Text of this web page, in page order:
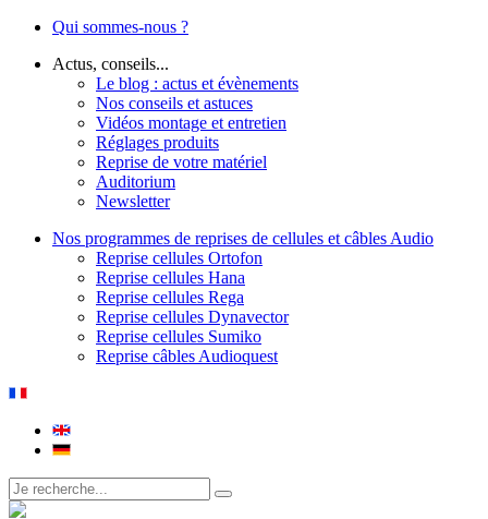
Qui sommes-nous ?
Actus, conseils...
Le blog : actus et évènements
Nos conseils et astuces
Vidéos montage et entretien
Réglages produits
Reprise de votre matériel
Auditorium
Newsletter
Nos programmes de reprises de cellules et câbles Audio
Reprise cellules Ortofon
Reprise cellules Hana
Reprise cellules Rega
Reprise cellules Dynavector
Reprise cellules Sumiko
Reprise câbles Audioquest